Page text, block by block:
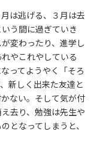
は逃げる、３月は去
う間に過ぎていき
変わったり、進学し
やこれやしている
ってようやく「そろ
新しく出来た友達と
ない。そして気が付
去り、勉強は先生や
となってしまうと、